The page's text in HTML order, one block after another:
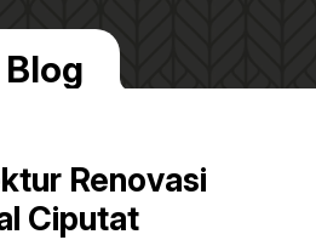
Blog
Renovasi
Ciputat